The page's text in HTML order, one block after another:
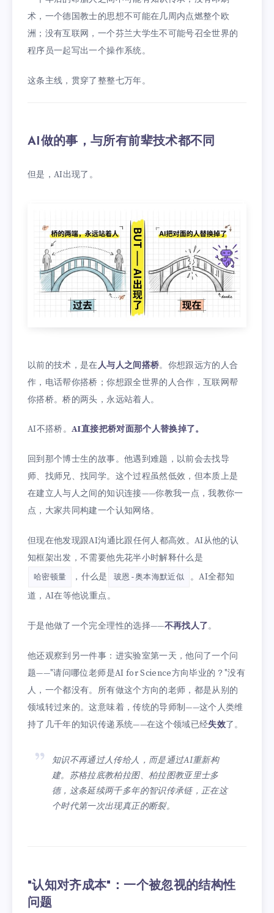
术，一个德国教士的思想不可能在几周内点燃整个欧
洲；没有互联网，一个芬兰大学生不可能号召全世界的
程序员一起写出一个操作系统。
这条主线，贯穿了整整七万年。
AI做的事，与所有前辈技术都不同
但是，AI出现了。
以前的技术，是在人与人之间搭桥。你想跟远方的人合
作，电话帮你搭桥；你想跟全世界的人合作，互联网帮
你搭桥。桥的两头，永远站着人。
AI不搭桥。AI直接把桥对面那个人替换掉了。
回到那个博士生的故事。他遇到难题，以前会去找导
师、找师兄、找同学。这个过程虽然低效，但本质上是
在建立人与人之间的知识连接——你教我一点，我教你一
点，大家共同构建一个认知网络。
但现在他发现跟AI沟通比跟任何人都高效。AI从他的认
知框架出发，不需要他先花半小时解释什么是
哈密顿量 ，什么是 玻恩-奥本海默近似
。AI全都知
道，AI在等他说重点。
于是他做了一个完全理性的选择——不再找人了。
他还观察到另一件事：进实验室第一天，他问了一个问
题——"请问哪位老师是AI for Science方向毕业的？"没有
人，一个都没有。所有做这个方向的老师，都是从别的
领域转过来的。这意味着，传统的导师制——这个人类维
持了几千年的知识传递系统——在这个领域已经失效了。
知识不再通过人传给人，而是通过AI重新构
建。苏格拉底教柏拉图、柏拉图教亚里士多
德，这条延续两千多年的智识传承链，正在这
个时代第一次出现真正的断裂。
"认知对齐成本"：一个被忽视的结构性
问题